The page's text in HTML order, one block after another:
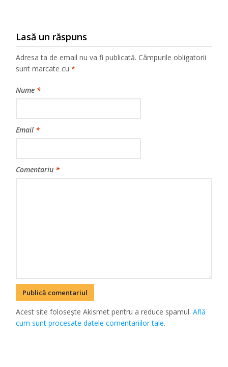
Lasă un răspuns
Adresa ta de email nu va fi publicată. Câmpurile obligatorii
sunt marcate cu*
Nume *
Email *
Comentariu *
Acest site folosește Akismet pentru a reduce spamul.Află
cum sunt procesate datele comentariilor tale.